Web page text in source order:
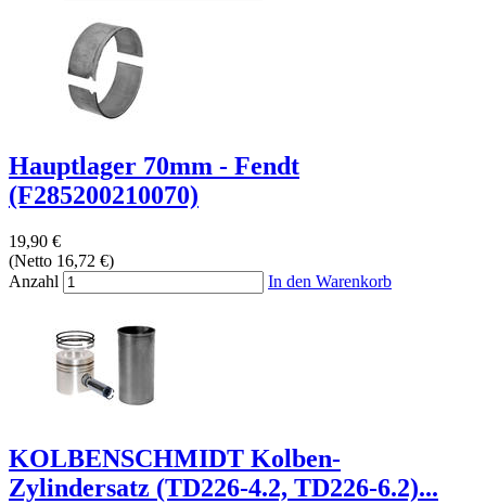
Hauptlager 70mm - Fendt
(F285200210070)
19,90 €
(Netto 16,72 €)
Anzahl
In den Warenkorb
KOLBENSCHMIDT Kolben-
Zylindersatz (TD226-4.2, TD226-6.2)...